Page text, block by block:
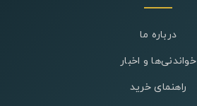
درباره ما
خواندنی‌ها و اخبار
راهنمای خرید